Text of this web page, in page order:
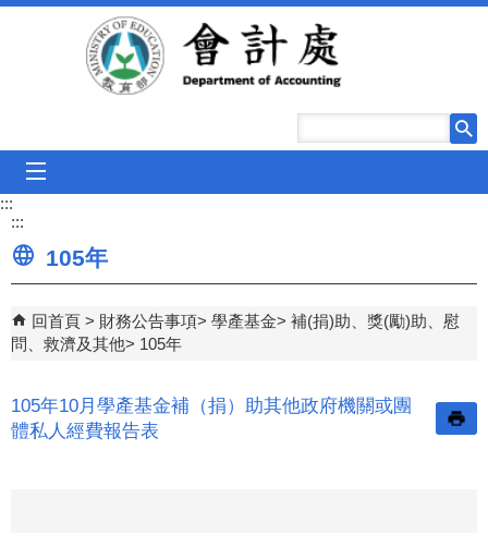
跳到主要內容區塊
:::
:::
105年
回首頁 財務公告事項 學產基金
補(捐)助、獎(勵)助、慰
問、救濟及其他
105年
105年10月學產基金補（捐）助其他政府機關或團
體私人經費報告表